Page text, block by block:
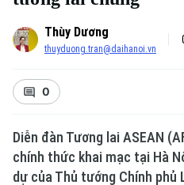
Thùy Dương
thuyduong.tran@daihanoi.vn
0
Diễn đàn Tương lai ASEAN
chính thức khai mạc tại Hà
dự của Thủ tướng Chính phủ